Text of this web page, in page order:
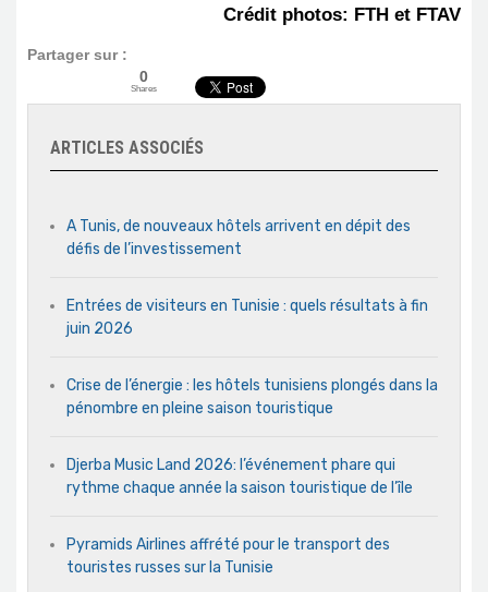
Crédit photos: FTH et FTAV
Partager sur :
0
Shares
ARTICLES ASSOCIÉS
A Tunis, de nouveaux hôtels arrivent en dépit des
défis de l’investissement
Entrées de visiteurs en Tunisie : quels résultats à fin
juin 2026
Crise de l’énergie : les hôtels tunisiens plongés dans la
pénombre en pleine saison touristique
Djerba Music Land 2026: l’événement phare qui
rythme chaque année la saison touristique de l’île
Pyramids Airlines affrété pour le transport des
touristes russes sur la Tunisie